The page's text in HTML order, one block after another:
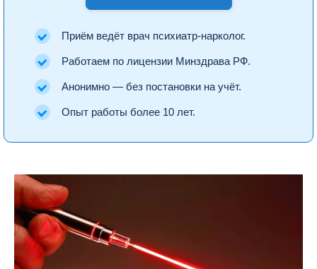
Приём ведёт врач психиатр-нарколог.
Работаем по лицензии Минздрава РФ.
Анонимно — без постановки на учёт.
Опыт работы более 10 лет.